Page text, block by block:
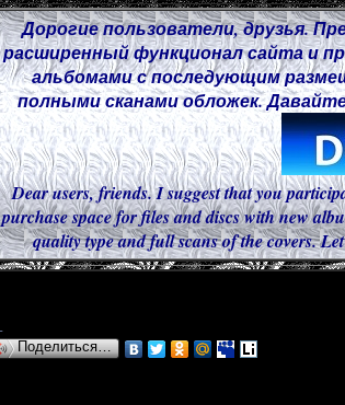
Дорогие пользователи, друзья.
расширенный функционал сайта и
альбомами с последующим
полными сканами обложек.
Dear users, friends. I suggest that you
purchase space for files and discs with new
quality type and full scans of the covers.
Поделиться…